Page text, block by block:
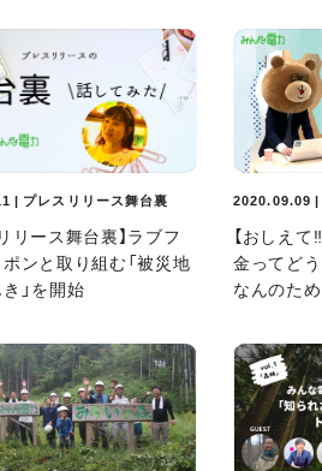
| プレスリリース舞台裏
リース舞台裏】ラブフ
ンと取り組む「被災地
」を開始
2020.09.09 |
【おしえ
金ってど
なんのた